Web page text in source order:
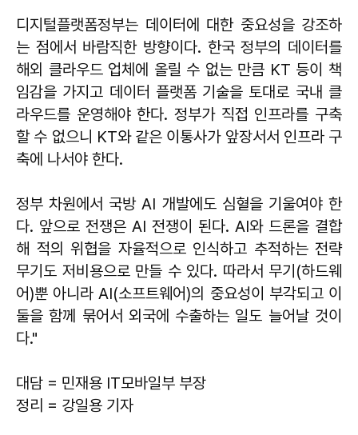
디지털플랫폼정부는 데이터에 대한 중요성을 강조하
는 점에서 바람직한 방향이다. 한국 정부의 데이터를
해외 클라우드 업체에 올릴 수 없는 만큼 KT 등이 책
임감을 가지고 데이터 플랫폼 기술을 토대로 국내 클
라우드를 운영해야 한다. 정부가 직접 인프라를 구축
할 수 없으니 KT와 같은 이통사가 앞장서서 인프라 구
축에 나서야 한다.
정부 차원에서 국방 AI 개발에도 심혈을 기울여야 한
다. 앞으로 전쟁은 AI 전쟁이 된다. AI와 드론을 결합
해 적의 위협을 자율적으로 인식하고 추적하는 전략
무기도 저비용으로 만들 수 있다. 따라서 무기(하드웨
어)뿐 아니라 AI(소프트웨어)의 중요성이 부각되고 이
둘을 함께 묶어서 외국에 수출하는 일도 늘어날 것이
다."
대담 = 민재용 IT모바일부 부장
정리 = 강일용 기자